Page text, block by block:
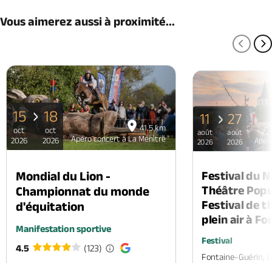
Vous aimerez aussi à proximité...
41.5 km
Apéro concert à La Ménitré
15
oct
2026
18
oct
2026
Mondial du Lion -
Championnat du monde
d'équitation
Manifestation sportive
4.5
(123)
11
août
2026
27
août
2026
Festival du
Théâtre
Festival de
plein air à
Festival
Fontaine-Guérin,